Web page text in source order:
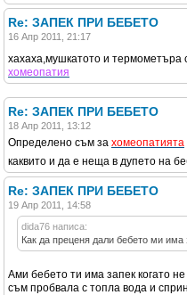
Re: ЗАПЕК ПРИ БЕБЕТО
16 Апр 2011, 21:17
хахаха,мушкатото и термометъра
хомеопатия
Re: ЗАПЕК ПРИ БЕБЕТО
18 Апр 2011, 13:12
Определено съм за хомеопатията
каквито и да е неща в дупето на
Re: ЗАПЕК ПРИ БЕБЕТО
19 Апр 2011, 14:58
dida76 написа:
Как да преценя дали бебето ми има
Ами бебето ти има запек когато
съм пробвала с топла вода и